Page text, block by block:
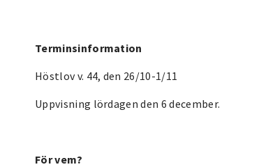
Terminsinformation
Höstlov v. 44, den 26/10-1/11
Uppvisning lördagen den 6 december.
För vem?